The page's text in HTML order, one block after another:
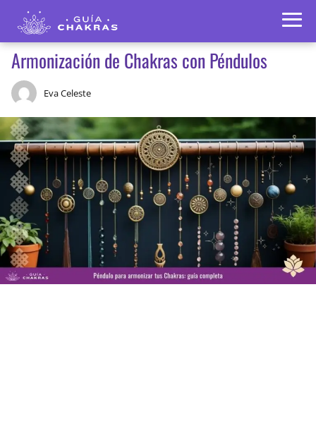
Armonización de Chakras con Péndulos
Eva Celeste